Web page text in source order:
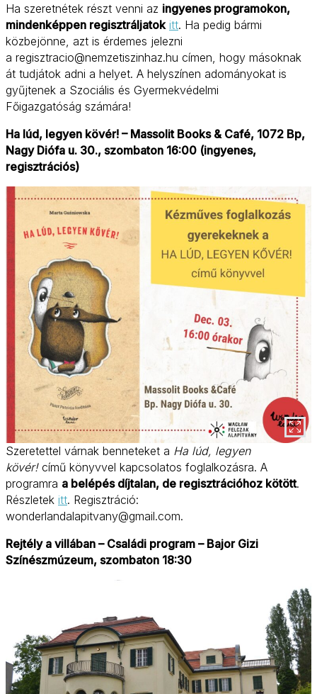
Ha szeretnétek részt venni az ingyenes programokon,
mindenképpen regisztráljatok itt. Ha pedig bármi
közbejönne, azt is érdemes jelezni
a regisztracio@nemzetiszinhaz.hu címen, hogy másoknak
át tudjátok adni a helyet. A helyszínen adományokat is
gyűjtenek a Szociális és Gyermekvédelmi
Főigazgatóság számára!
Ha lúd, legyen kövér! – Massolit Books & Café, 1072 Bp,
Nagy Diófa u. 30., szombaton 16:00 (ingyenes,
regisztrációs)
Szeretettel várnak benneteket a Ha lúd, legyen
kövér!című könyvvel kapcsolatos foglalkozásra. A
programra a belépés díjtalan, de regisztrációhoz kötött.
Részletek itt. Regisztráció:
wonderlandalapitvany@gmail.com.
Rejtély a villában – Családi program – Bajor Gizi
Színészmúzeum, szombaton 18:30